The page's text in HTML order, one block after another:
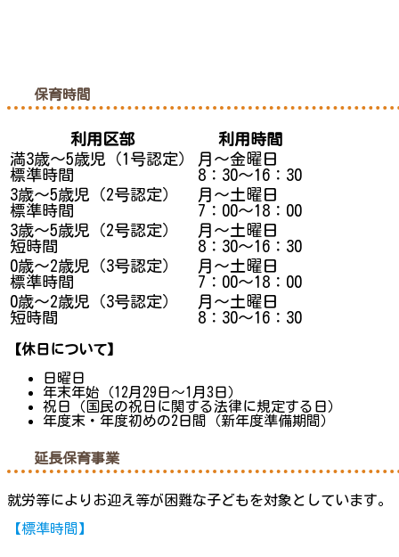
保育時間
利用区部
利用時間
満3歳～5歳児 （1号認定）
標準時間
月～金曜日
8：30～16：30
3歳～5歳児 （2号認定）
標準時間
月～土曜日
7：00～18：00
3歳～5歳児 （2号認定）
短時間
月～土曜日
8：30～16：30
0歳～2歳児 （3号認定）
標準時間
月～土曜日
7：00～18：00
0歳～2歳児 （3号認定）
短時間
月～土曜日
8：30～16：30
【休日について】
日曜日
年末年始（12月29日～1月3日）
祝日（国民の祝日に関する法律に規定する日）
年度末・年度初めの2日間（新年度準備期間）
延長保育事業
就労等によりお迎え等が困難な子どもを対象としています。
【標準時間】